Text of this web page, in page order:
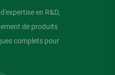
en R&D,
de produits
complets pour